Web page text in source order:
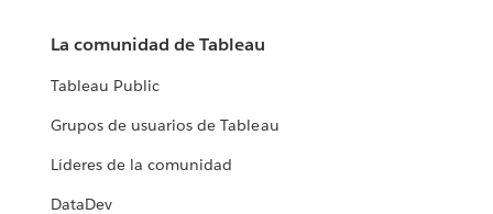
La comunidad de Tableau
Tableau Public
Grupos de usuarios de Tableau
Líderes de la comunidad
DataDev